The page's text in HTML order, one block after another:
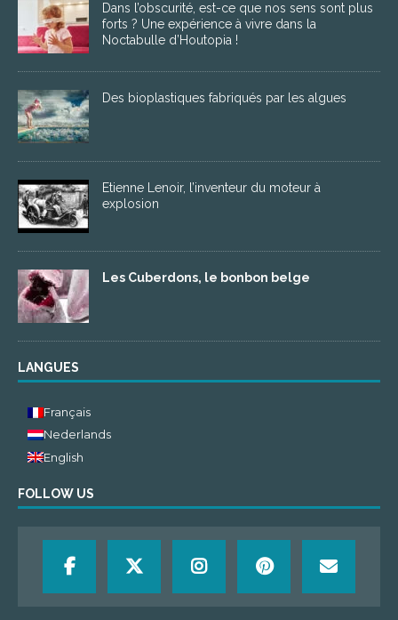
Dans l’obscurité, est-ce que nos sens sont plus
forts ? Une expérience à vivre dans la
Noctabulle d’Houtopia !
Des bioplastiques fabriqués par les algues
Etienne Lenoir, l’inventeur du moteur à
explosion
Les Cuberdons, le bonbon belge
LANGUES
Français
Nederlands
English
FOLLOW US